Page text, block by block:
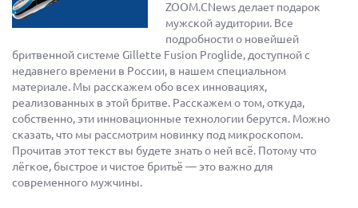
ZOOM.CNews делает подарок
мужской аудитории. Все
подробности о новейшей
бритвенной системе Gillette Fusion Proglide, доступной с
недавнего времени в России, в нашем специальном
материале. Мы расскажем обо всех инновациях,
реализованных в этой бритве. Расскажем о том, откуда,
собственно, эти инновационные технологии берутся. Можно
сказать, что мы рассмотрим новинку под микроскопом.
Прочитав этот текст вы будете знать о ней всё. Потому что
лёгкое, быстрое и чистое бритьё — это важно для
современного мужчины.